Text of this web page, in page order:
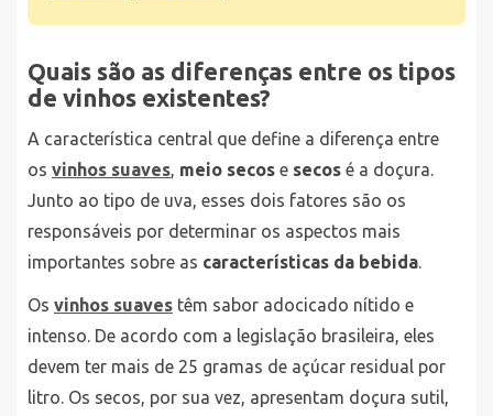
Quais são as diferenças entre os tipos
de vinhos existentes?
A característica central que define a diferença entre
os vinhos suaves, meio secos e secos é a doçura.
Junto ao tipo de uva, esses dois fatores são os
responsáveis por determinar os aspectos mais
importantes sobre as características da bebida.
Os vinhos suaves têm sabor adocicado nítido e
intenso. De acordo com a legislação brasileira, eles
devem ter mais de 25 gramas de açúcar residual por
litro. Os secos, por sua vez, apresentam doçura sutil,